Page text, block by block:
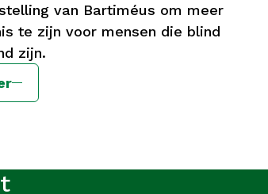
van Bartiméus om meer
te zijn voor mensen die blind
zijn.